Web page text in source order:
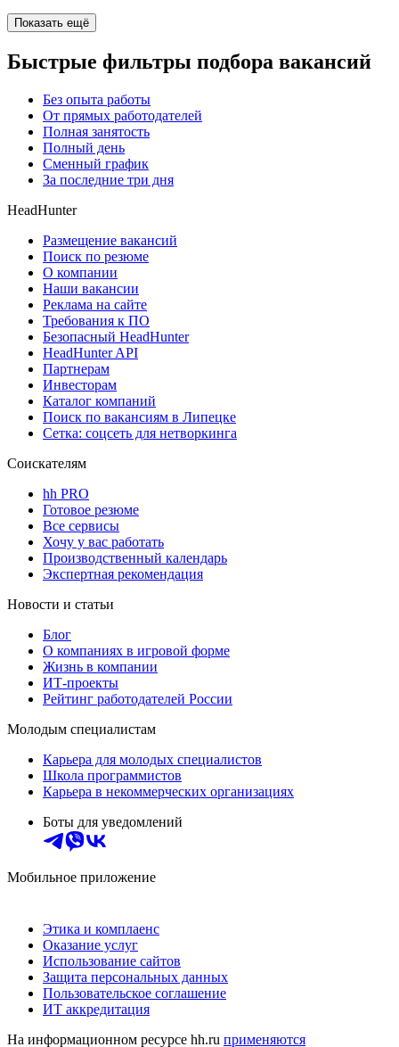
Показать ещё
Быстрые фильтры подбора вакансий
Без опыта работы
От прямых работодателей
Полная занятость
Полный день
Сменный график
За последние три дня
HeadHunter
Размещение вакансий
Поиск по резюме
О компании
Наши вакансии
Реклама на сайте
Требования к ПО
Безопасный HeadHunter
HeadHunter API
Партнерам
Инвесторам
Каталог компаний
Поиск по вакансиям в Липецке
Сетка: соцсеть для нетворкинга
Соискателям
hh PRO
Готовое резюме
Все сервисы
Хочу у вас работать
Производственный календарь
Экспертная рекомендация
Новости и статьи
Блог
О компаниях в игровой форме
Жизнь в компании
ИТ-проекты
Рейтинг работодателей России
Молодым специалистам
Карьера для молодых специалистов
Школа программистов
Карьера в некоммерческих организациях
Боты для уведомлений
Мобильное приложение
Этика и комплаенс
Оказание услуг
Использование сайтов
Защита персональных данных
Пользовательское соглашение
ИТ аккредитация
На информационном ресурсе hh.ru применяются